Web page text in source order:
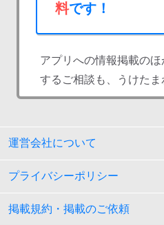
料です！
アプリへの情報掲載の
するご相談も、うけたま
運営会社について
プライバシーポリシー
掲載規約・掲載のご依頼